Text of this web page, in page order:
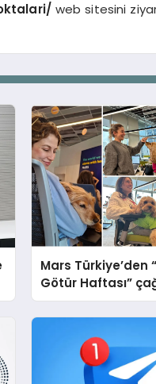
web sitesini
Mars Türkiye’den
Götür Haftası”